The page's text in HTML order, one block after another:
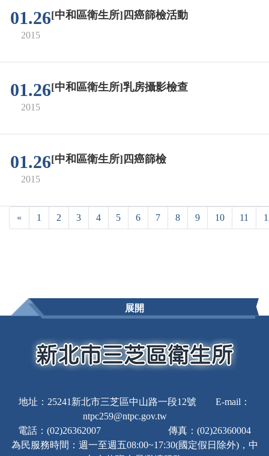
01.26
2015
[中和區衛生所]四癌篩檢活動
01.26
2015
[中和區衛生所]乳房攝影檢查
01.26
2015
[中和區衛生所]四癌篩檢
« 1 2 3 4 5 6 7 8 9 10 11
展開
地址：25241新北市三芝區中山路一段12號 E-mail：
ntpc259@ntpc.gov.tw
電話：(02)26362007 傳真：(02)26360004
為民服務時間：週一至週五08:00~17:30(國定假日除外)，中